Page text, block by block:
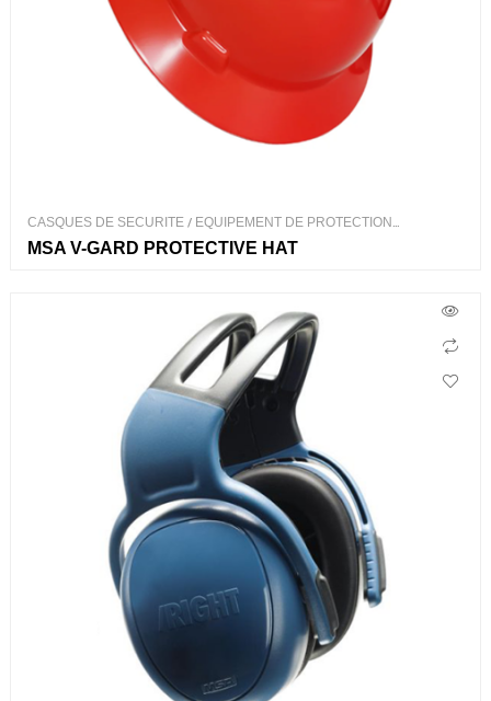
CASQUES DE SECURITE/ EQUIPEMENT DE PROTECTION
INDIVIDUEL
MSA V-GARD PROTECTIVE HAT